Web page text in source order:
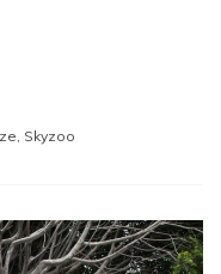
, Skyzoo